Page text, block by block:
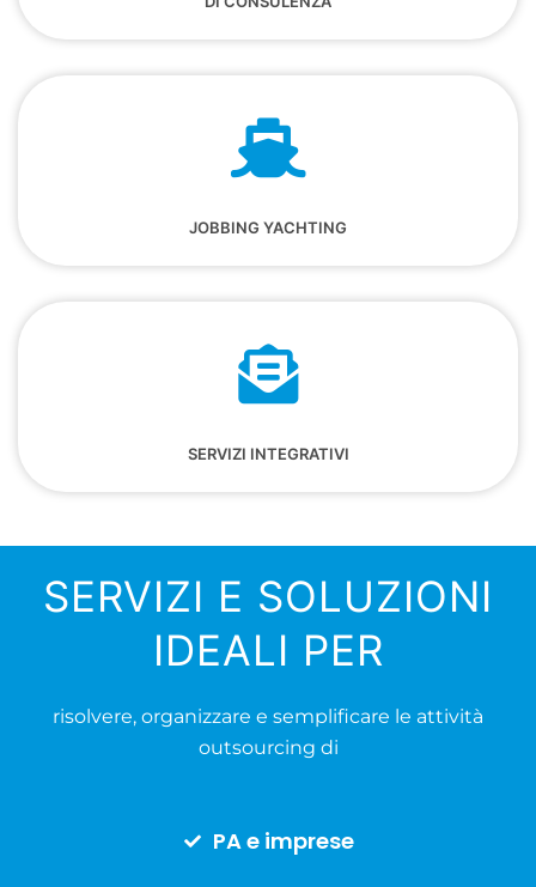
JOBBING YACHTING
SERVIZI INTEGRATIVI
SERVIZI E SOLUZIONI
IDEALI PER
risolvere, organizzare e semplificare le attività
outsourcing di
PA e imprese